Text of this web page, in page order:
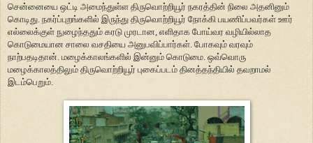
சென்னையை ஒட்டி அமைந்துள்ள திருவொற்றியூர் நகரத்தின் நிலை அதனினும்
கொடிது. நகர்ப்புறங்களில் இருந்து திருவொற்றியூர் நோக்கி பயணிப்பவர்கள் ஊர்
எல்லைக்குள் நுழைந்ததும் கரடு முரடான, எளிதாக போய்வர வழியில்லாத
கொடுமையான சாலை வசதியை அனுபவிப்பார்கள். போகவும் வரவும்
நாற்பதடிதான். மழைக்காலங்களில் இன்னும் கொடுமை. ஒவ்வொரு
மழைக்காலத்திலும் திருவொற்றியூர் புகைப்படம் தினத்தந்தியில் தவறாமல்
இடம்பெறும்.